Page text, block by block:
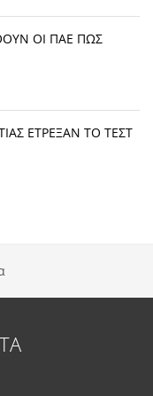
ΟΙ ΠΑΕ ΠΩΣ
ΕΤΡΕΞΑΝ ΤΟ ΤΕΣΤ